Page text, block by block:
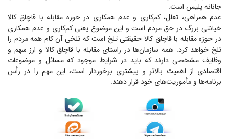
جانانه پلیس است.
عدم همراهی، تعلل، کم‌کاری و عدم همکاری در حوزه مقابله با قاچاق کالا
خیانتی بزرگ در حق مردم است و این موضوع یعنی کم‌کاری و عدم همکاری
در حوزه مقابله با قاچاق کالا حقیقتی تلخ است که تلخی آن کام همه مردم را
تلخ خواهد کرد. همه سازمان‌ها در راستای مقابله با قاچاق کالا و ارز سهم و
وظایف مشخصی دارند که باید در شرایط موجود که مسائل و موضوعات
اقتصادی از اهمیت بالاتر و بیشتری برخوردار است، این مهم را در رأس
برنامه‌ها و مأموریت‌های خود قرار دهند.